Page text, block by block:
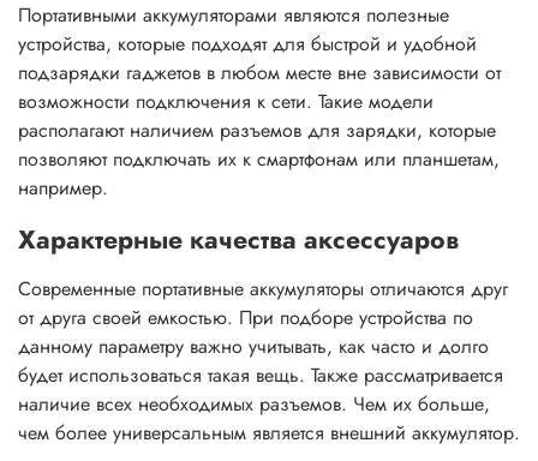
Портативными аккумуляторами являются полезные
устройства, которые подходят для быстрой и удобной
подзарядки гаджетов в любом месте вне зависимости от
возможности подключения к сети. Такие модели
располагают наличием разъемов для зарядки, которые
позволяют подключать их к смартфонам или планшетам,
например.
Характерные качества аксессуаров
Современные портативные аккумуляторы отличаются друг
от друга своей емкостью. При подборе устройства по
данному параметру важно учитывать, как часто и долго
будет использоваться такая вещь. Также рассматривается
наличие всех необходимых разъемов. Чем их больше,
чем более универсальным является внешний аккумулятор.